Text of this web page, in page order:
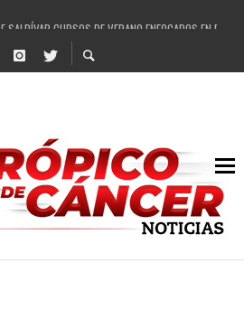
SALDÍVAR CURSOS DE VERANO ENFOCADOS EN
Y 14 COMISARIADOS DE GUADALUPE APOYO A
PEPE SALDÍVAR LA EDUCACIÓN EN LA ZACATECANA
Y GRUPO FEMSA GENERAN MÁS DE 3 MIL EMPLEOS
TRAJO BENEFICIO DIRECTO A GUADALUPE:
A ARTISTA ZACATECANA VICTORIA HERNÁNDEZ
DE PEPE SALDÍVAR A 500 NUEVAS EMPRESARIAS
PRINCIPALES BENEFICIADAS DEL PROGRAMA